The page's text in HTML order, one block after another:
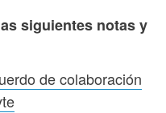
siguientes notas y
de colaboración